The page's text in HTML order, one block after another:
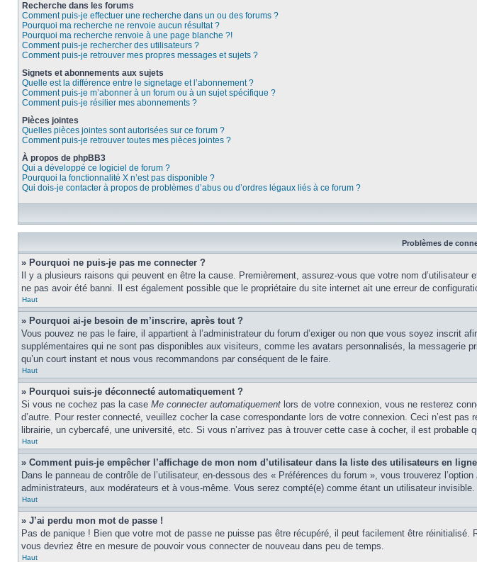
Recherche dans les forums
Comment puis-je effectuer une recherche dans un ou des forums ?
Pourquoi ma recherche ne renvoie aucun résultat ?
Pourquoi ma recherche renvoie à une page blanche ?!
Comment puis-je rechercher des utilisateurs ?
Comment puis-je retrouver mes propres messages et sujets ?
Signets et abonnements aux sujets
Quelle est la différence entre le signetage et l’abonnement ?
Comment puis-je m’abonner à un forum ou à un sujet spécifique ?
Comment puis-je résilier mes abonnements ?
Pièces jointes
Quelles pièces jointes sont autorisées sur ce forum ?
Comment puis-je retrouver toutes mes pièces jointes ?
À propos de phpBB3
Qui a développé ce logiciel de forum ?
Pourquoi la fonctionnalité X n’est pas disponible ?
Qui dois-je contacter à propos de problèmes d’abus ou d’ordres légaux liés à ce forum ?
Problèmes de
» Pourquoi ne puis-je pas me connecter ?
Il y a plusieurs raisons qui peuvent en être la cause. Premièrement, assurez-vous que votre nom
ne pas avoir été banni. Il est également possible que le propriétaire du site internet ait une erreur de
Haut
» Pourquoi ai-je besoin de m’inscrire, après tout ?
Vous pouvez ne pas le faire, il appartient à l’administrateur du forum d’exiger ou non que vous soyez inscrit
supplémentaires qui ne sont pas disponibles aux visiteurs, comme les avatars personnalisés, la messagerie
qu’un court instant et nous vous recommandons par conséquent de le faire.
Haut
» Pourquoi suis-je déconnecté automatiquement ?
Si vous ne cochez pas la case Me connecter automatiquement lors de votre connexion, vous ne resterez
d’autre. Pour rester connecté, veuillez cocher la case correspondante lors de votre connexion. Ceci n’est
librairie, un cybercafé, une université, etc. Si vous n’arrivez pas à trouver cette case à cocher, il est probable
Haut
» Comment puis-je empêcher l’affichage de mon nom d’utilisateur dans la liste des utilisateurs en
Dans le panneau de contrôle de l’utilisateur, en-dessous des « Préférences du forum », vous trouverez l’option
administrateurs, aux modérateurs et à vous-même. Vous serez compté(e) comme étant un utilisateur invisible.
Haut
» J’ai perdu mon mot de passe !
Pas de panique ! Bien que votre mot de passe ne puisse pas être récupéré, il peut facilement être réinitialisé.
vous devriez être en mesure de pouvoir vous connecter de nouveau dans peu de temps.
Haut